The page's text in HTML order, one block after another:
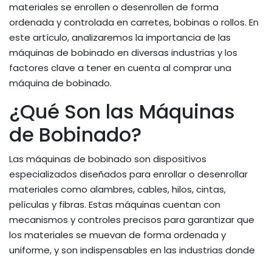
materiales se enrollen o desenrollen de forma
ordenada y controlada en carretes, bobinas o rollos. En
este artículo, analizaremos la importancia de las
máquinas de bobinado en diversas industrias y los
factores clave a tener en cuenta al comprar una
máquina de bobinado.
¿Qué Son las Máquinas
de Bobinado?
Las máquinas de bobinado son dispositivos
especializados diseñados para enrollar o desenrollar
materiales como alambres, cables, hilos, cintas,
películas y fibras. Estas máquinas cuentan con
mecanismos y controles precisos para garantizar que
los materiales se muevan de forma ordenada y
uniforme, y son indispensables en las industrias donde